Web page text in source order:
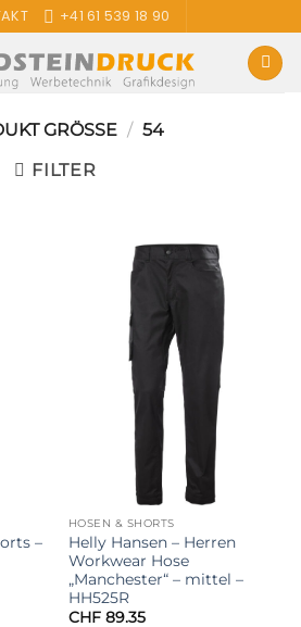
+41 61 539 18 90
GRÖSSE / 54
FILTER
–
HOSEN & SHORTS
Helly Hansen – Herren
Workwear Hose
„Manchester“ – mittel –
HH525R
CHF89.35